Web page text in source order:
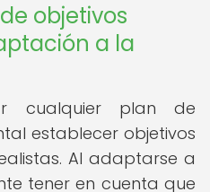
objetivos
a la
cualquier plan de
establecer objetivos
Al adaptarse a
tener en cuenta que